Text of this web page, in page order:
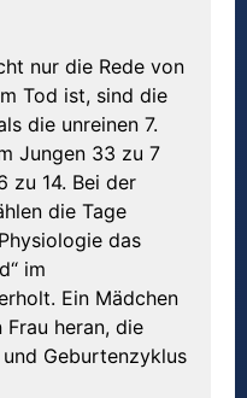
nur die Rede von
Tod ist, sind die
die unreinen 7.
Jungen 33 zu 7
zu 14. Bei der
die Tage
das
im
Ein Mädchen
heran, die
Geburtenzyklus